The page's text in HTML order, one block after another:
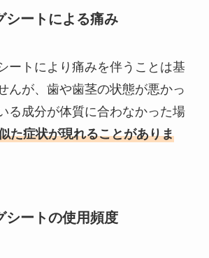
シートによる痛み
ートにより痛みを伴うことは基
んが、歯や歯茎の状態が悪かっ
る成分が体質に合わなかった場
た症状が現れることがありま
シートの使用頻度